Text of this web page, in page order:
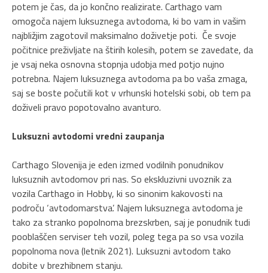
potem je čas, da jo končno realizirate. Carthago vam
omogoča najem luksuznega avtodoma, ki bo vam in vašim
najbližjim zagotovil maksimalno doživetje poti. Če svoje
počitnice preživljate na štirih kolesih, potem se zavedate, da
je vsaj neka osnovna stopnja udobja med potjo nujno
potrebna. Najem luksuznega avtodoma pa bo vaša zmaga,
saj se boste počutili kot v vrhunski hotelski sobi, ob tem pa
doživeli pravo popotovalno avanturo.
Luksuzni avtodomi vredni zaupanja
Carthago Slovenija je eden izmed vodilnih ponudnikov
luksuznih avtodomov pri nas. So ekskluzivni uvoznik za
vozilaCarthago in Hobby, ki so sinonim kakovosti na
področu ‘avtodomarstva’. Najem luksuznega avtodoma je
tako za stranko popolnoma brezskrben, saj je ponudnik tudi
pooblaščen serviser teh vozil, poleg tega pa so vsa vozila
popolnoma nova (letnik 2021). Luksuzni avtodom tako
dobite v brezhibnem stanju.